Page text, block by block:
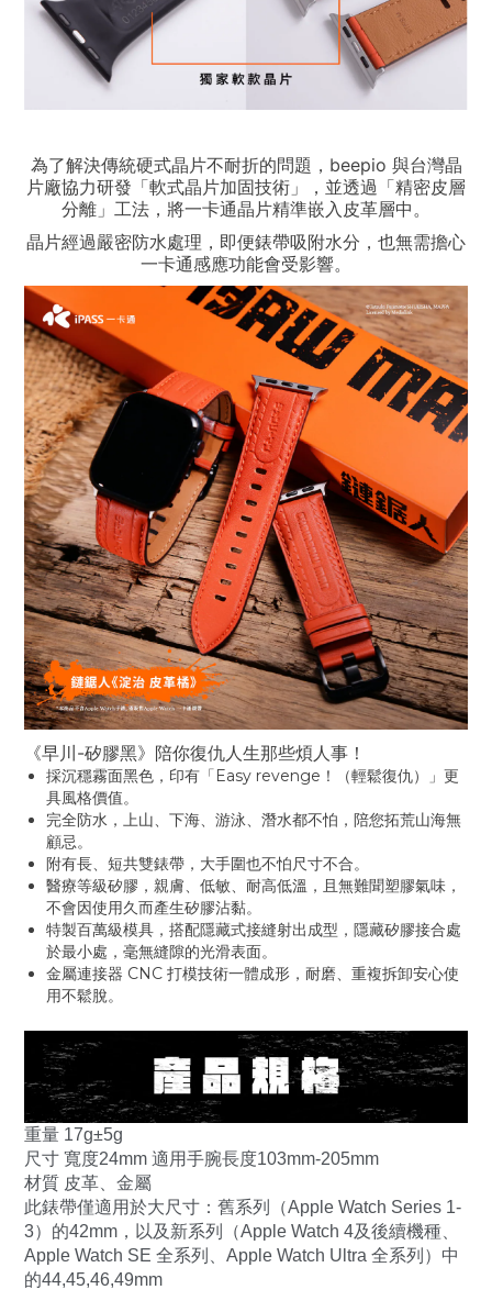
為了解決傳統硬式晶片不耐折的問題，beepio 與台灣晶
片廠協力研發「軟式晶片加固技術」，並透過「精密皮層
分離」工法，將一卡通晶片精準嵌入皮革層中。
晶片經過嚴密防水處理，即便錶帶吸附水分，也無需擔心
一卡通感應功能會受影響。
《早川-矽膠黑》陪你復仇人生那些煩人事！
採沉穩霧面黑色，印有「Easy revenge！（輕鬆復仇）」更
具風格價值。
完全防水，上山、下海、游泳、潛水都不怕，陪您拓荒山海無
顧忌。
附有長、短共雙錶帶，大手圍也不怕尺寸不合。
醫療等級矽膠，親膚、低敏、耐高低溫，且無難聞塑膠氣味，
不會因使用久而產生矽膠沾黏。
特製百萬級模具，搭配隱藏式接縫射出成型，隱藏矽膠接合處
於最小處，毫無縫隙的光滑表面。
金屬連接器 CNC 打模技術一體成形，耐磨、重複拆卸安心使
用不鬆脫。
重量 17g±5g
尺寸 寬度24mm 適用手腕長度103mm-205mm
材質 皮革、金屬
此錶帶僅適用於大尺寸：舊系列（Apple Watch Series 1-
3）的42mm，以及新系列（Apple Watch 4及後續機種、
Apple Watch SE 全系列、Apple Watch Ultra 全系列）中
的44,45,46,49mm